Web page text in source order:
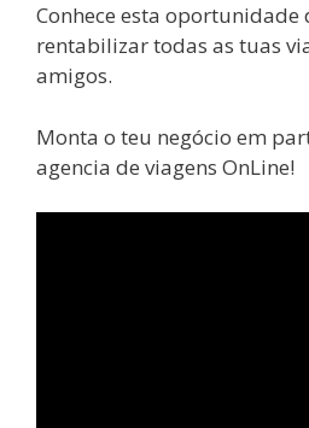
Conhece esta oportunidade
rentabilizar todas as tuas
amigos.
Monta o teu negócio em
agencia de viagens OnLine!